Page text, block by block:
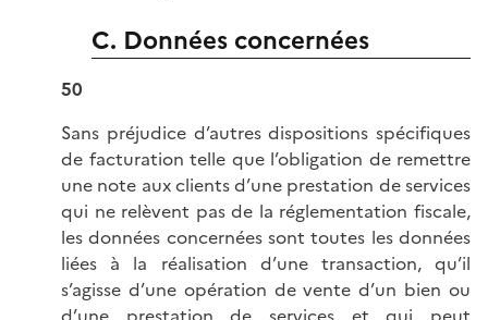
C. Données concernées
50
Sans préjudice d’autres dispositions spécifiques
de facturation telle que l’obligation de remettre
une note aux clients d’une prestation de services
qui ne relèvent pas de la réglementation fiscale,
les données concernées sont toutes les données
liées à la réalisation d’une transaction, qu’il
s’agisse d’une opération de vente d’un bien ou